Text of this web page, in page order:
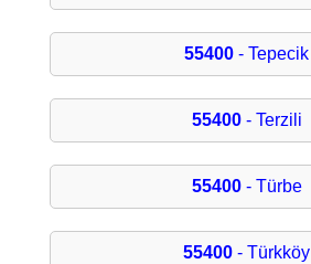
55400 - Tepecik
55400- Terzili
55400- Türbe
55400 - Türkköy